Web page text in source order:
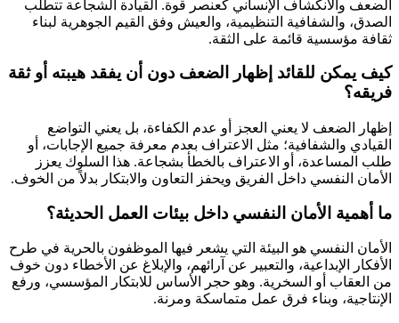
الضعف والانكشاف الإنساني كعنصر قوة. القيادة الشجاعة تتطلب
الصدق، والشفافية التنظيمية، والعيش وفق القيم الجوهرية لبناء
ثقافة مؤسسية قائمة على الثقة.
كيف يمكن للقائد إظهار الضعف دون أن يفقد هيبته أو ثقة
فريقه؟
إظهار الضعف لا يعني العجز أو عدم الكفاءة، بل يعني التواضع
القيادي والشفافية؛ مثل الاعتراف بعدم معرفة جميع الإجابات، أو
طلب المساعدة، أو الاعتراف بالخطأ بشجاعة. هذا السلوك يعزز
الأمان النفسي داخل الفريق ويحفز التعاون والابتكار بدلاً من الخوف.
ما أهمية الأمان النفسي داخل بيئات العمل الحديثة؟
الأمان النفسي هو البيئة التي يشعر فيها الموظفون بالحرية في طرح
الأفكار الإبداعية، والتعبير عن آرائهم، والإبلاغ عن الأخطاء دون خوف
من العقاب أو السخرية. وهو حجر الأساس للابتكار المؤسسي، ورفع
الإنتاجية، وبناء فرق عمل متماسكة ومرنة.